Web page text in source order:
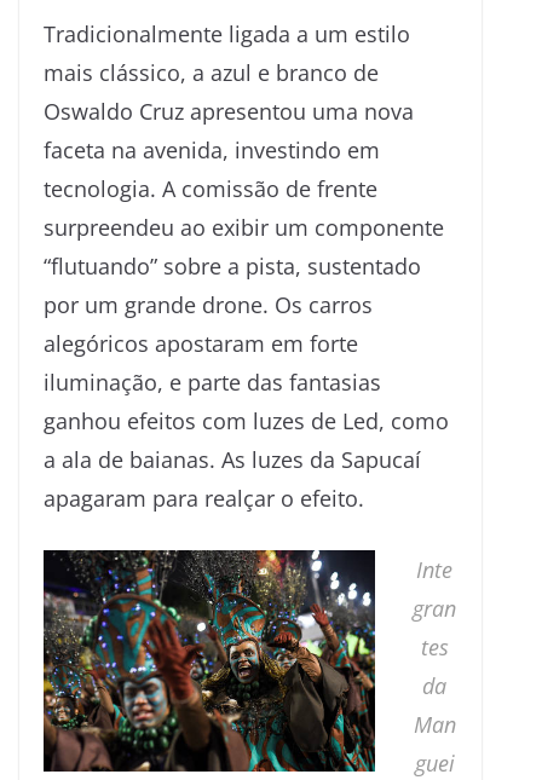
Tradicionalmente ligada a um estilo
mais clássico, a azul e branco de
Oswaldo Cruz apresentou uma nova
faceta na avenida, investindo em
tecnologia. A comissão de frente
surpreendeu ao exibir um componente
“flutuando” sobre a pista, sustentado
por um grande drone. Os carros
alegóricos apostaram em forte
iluminação, e parte das fantasias
ganhou efeitos com luzes de Led, como
a ala de baianas. As luzes da Sapucaí
apagaram para realçar o efeito.
Inte
gran
tes
da
Man
guei